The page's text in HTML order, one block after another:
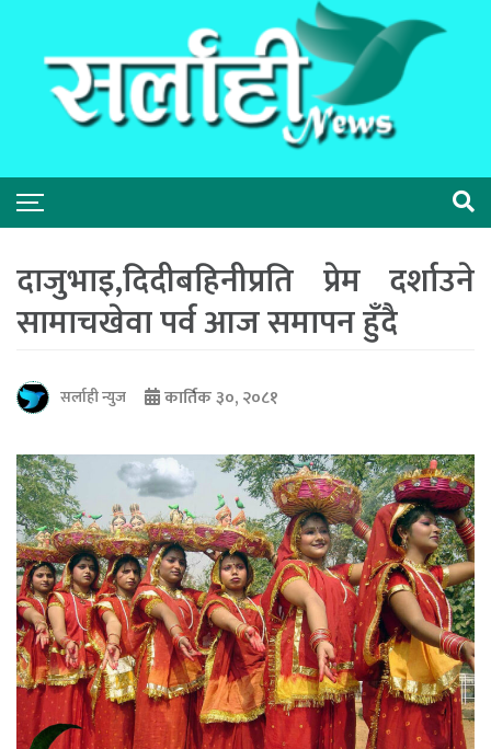
दाजुभाइ,दिदीबहिनीप्रति प्रेम दर्शाउने
सामाचखेवा पर्व आज समापन हुँदै
सर्लाही न्युज कार्तिक ३०, २०८१